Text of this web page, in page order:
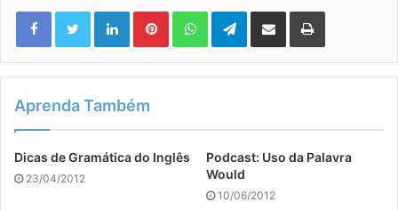
LinkedinPinterestWhatsAppTelegram
Compartilhar via e-mail Imprimir
Aprenda Também
Dicas de Gramática do Inglês
23/04/2012
Podcast: Uso da Palavra
Would
10/06/2012